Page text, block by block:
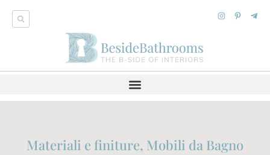
Materiali e finiture, Mobili da Bagno